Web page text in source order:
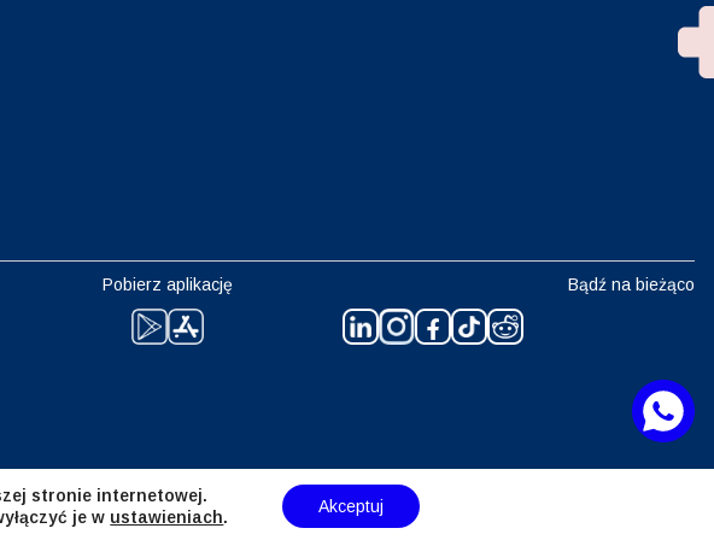
Pobierz aplikację Bądź na bieżąco
Nowozelandzki
stronie internetowej.
je w ustawieniach.
Akceptuj